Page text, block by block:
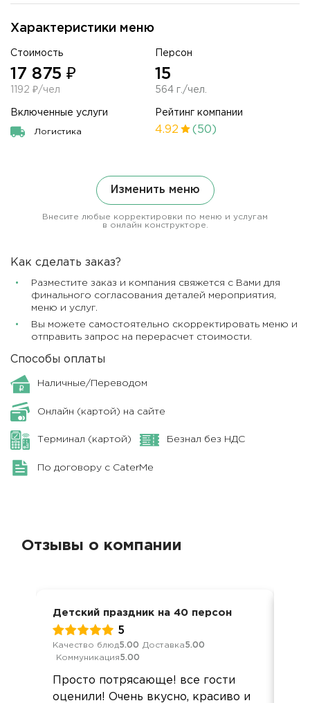
Характеристики меню
Стоимость
17 875 ₽
1192 ₽/чел
Персон
15
564 г./чел.
Включенные услуги
Логистика
Рейтинг компании
4.92 (50)
Изменить меню
Внесите любые корректировки по меню и услугам
в онлайн конструкторе.
Как сделать заказ?
Разместите заказ и компания свяжется с Вами для
финального согласования деталей мероприятия,
меню и услуг.
Вы можете самостоятельно скорректировать меню и
отправить запрос на перерасчет стоимости.
Способы оплаты
Наличные/Переводом
Онлайн (картой) на сайте
Терминал (картой) Безнал без НДС
По договору с CaterMe
Отзывы о компании
Детский праздник на 40 персон
5
Качество блюд5.00 Доставка5.00
Коммуникация5.00
Просто потрясающе! все гости
оценили! Очень вкусно, красиво и